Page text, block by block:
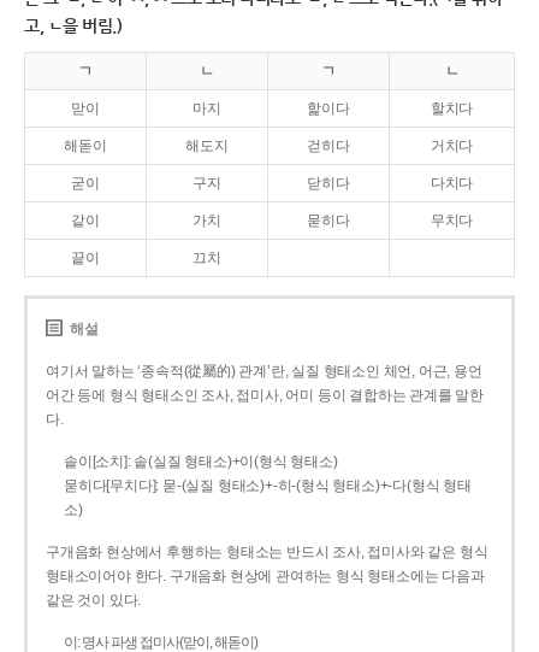
고, ㄴ을 버림.)
ㄱ ㄴ ㄱ ㄴ
맏이 마지 핥이다 할치다
해돋이 해도지 걷히다 거치다
굳이 구지 닫히다 다치다
같이 가치 묻히다 무치다
끝이 끄치
해설
여기서 말하는 ‘종속적(從屬的) 관계’란, 실질 형태소인 체언, 어근, 용언
어간 등에 형식 형태소인 조사, 접미사, 어미 등이 결합하는 관계를 말한
다.
솥이[소치]: 솥(실질 형태소)+이(형식 형태소)
묻히다[무치다]: 묻­-(실질 형태소)+­-히­-(형식 형태소)+-다(형식 형태
소)
구개음화 현상에서 후행하는 형태소는 반드시 조사, 접미사와 같은 형식
형태소이어야 한다. 구개음화 현상에 관여하는 형식 형태소에는 다음과
같은 것이 있다.
이: 명사 파생 접미사(맏이, 해돋이)